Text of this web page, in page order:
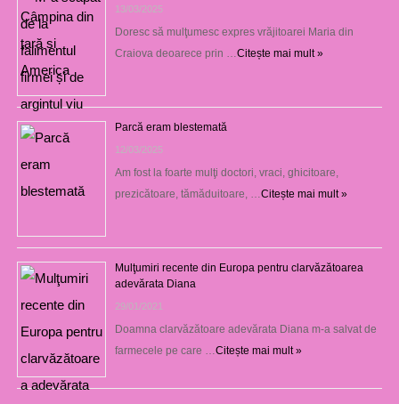
13/03/2025
Doresc să mulţumesc expres vrăjitoarei Maria din
Craiova deoarece prin … Citește mai mult »
Parcă eram blestemată
12/03/2025
Am fost la foarte mulţi doctori, vraci, ghicitoare,
prezicătoare, tămăduitoare, … Citește mai mult »
Mulţumiri recente din Europa pentru clarvăzătoarea
adevărata Diana
29/01/2021
Doamna clarvăzătoare adevărata Diana m-a salvat de
farmecele pe care … Citește mai mult »